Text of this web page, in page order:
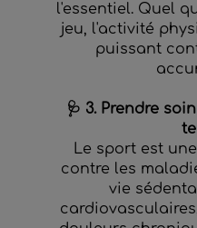
l'essentiel. Quel
jeu, l'activité
puissant
🩺 3. Prendre
Le sport est
contre les
vie